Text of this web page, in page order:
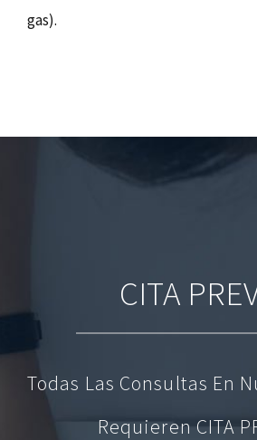
gas).
CITA
Todas Las Consultas En
Requieren CITA